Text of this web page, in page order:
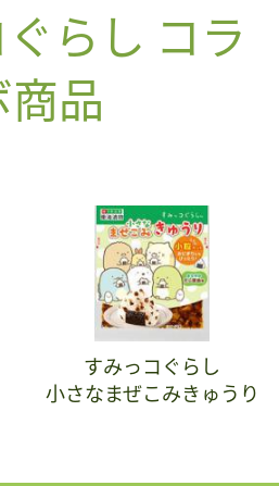
らし コラ
商品
すみっコぐらし
小さなまぜこみきゅうり